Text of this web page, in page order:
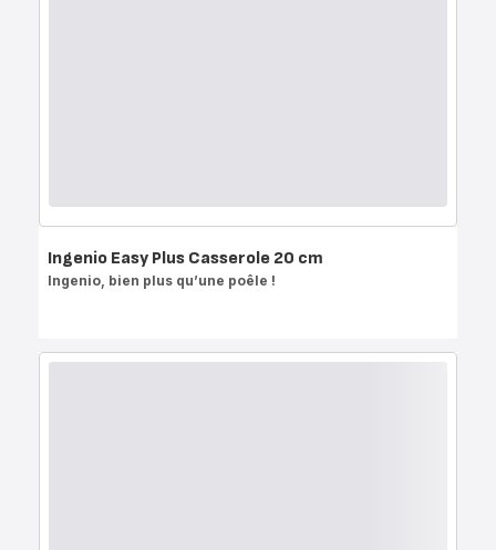
Ingenio Easy Plus Casserole 20 cm
Ingenio, bien plus qu’une poêle !